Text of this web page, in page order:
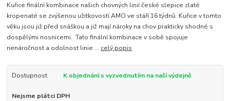
Kuřice finální kombinace našich chovných linií české slepice zlaté
kropenaté se zvýšenou užitkovostí AMO ve stáří 16 týdnů. Kuřice v tomto
věku jsou již před snáškou a již mají nároky na chov prakticky shodné s
dospělými nosnicemi. Tato finální kombinace v sobě spojuje
nenáročnost a odolnost linie ... celý popis
Dostupnost K objednání s vyzvednutím na naší výdejně
Nejsme plátci DPH